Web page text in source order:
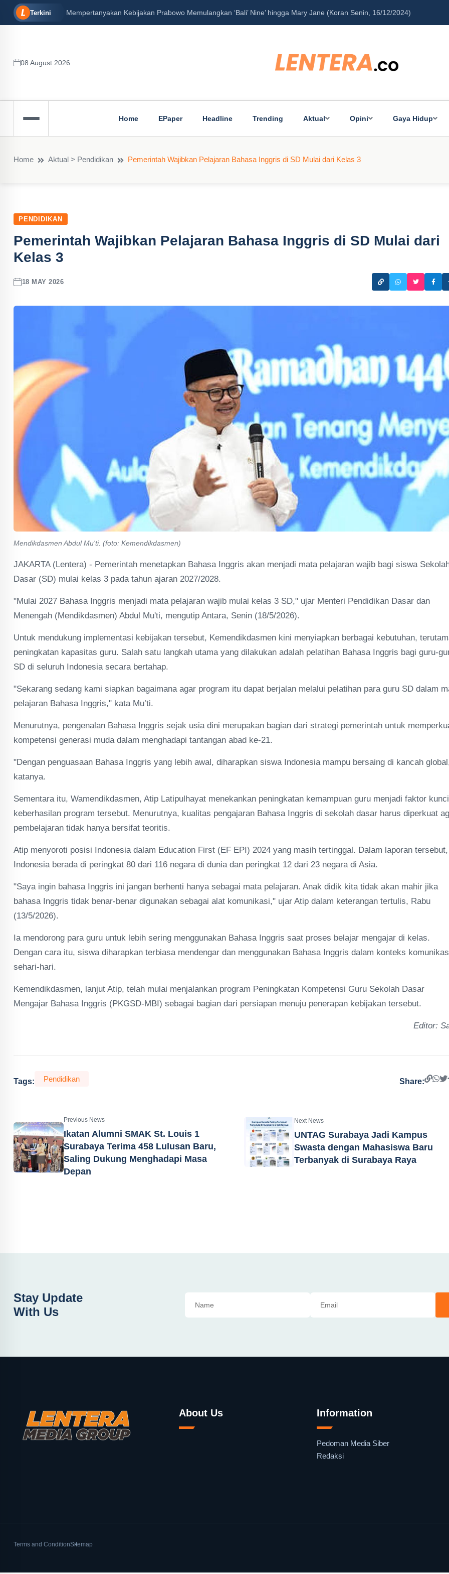
Terkini Mempertanyakan Kebijakan Prabowo Memulangkan ‘Bali’ Nine’ hingga Mary Jane (Koran Senin, 16/12/2024)
08 August 2026
Home EPaper Headline Trending Aktual Opini Gaya Hidup
Home Aktual > Pendidikan Pemerintah Wajibkan Pelajaran Bahasa Inggris di SD Mulai dari Kelas 3
PENDIDIKAN
Pemerintah Wajibkan Pelajaran Bahasa Inggris di SD Mulai dari
Kelas 3
18 MAY 2026
Mendikdasmen Abdul Mu'ti. (foto: Kemendikdasmen)
JAKARTA (Lentera) - Pemerintah menetapkan Bahasa Inggris akan menjadi mata pelajaran wajib bagi siswa
Dasar (SD) mulai kelas 3 pada tahun ajaran 2027/2028.
"Mulai 2027 Bahasa Inggris menjadi mata pelajaran wajib mulai kelas 3 SD," ujar Menteri Pendidikan Dasar dan
Menengah (Mendikdasmen) Abdul Mu'ti, mengutip Antara, Senin (18/5/2026).
Untuk mendukung implementasi kebijakan tersebut, Kemendikdasmen kini menyiapkan berbagai kebutuhan,
peningkatan kapasitas guru. Salah satu langkah utama yang dilakukan adalah pelatihan Bahasa Inggris bagi guru-
SD di seluruh Indonesia secara bertahap.
"Sekarang sedang kami siapkan bagaimana agar program itu dapat berjalan melalui pelatihan para guru SD dalam
pelajaran Bahasa Inggris," kata Mu’ti.
Menurutnya, pengenalan Bahasa Inggris sejak usia dini merupakan bagian dari strategi pemerintah untuk
kompetensi generasi muda dalam menghadapi tantangan abad ke-21.
"Dengan penguasaan Bahasa Inggris yang lebih awal, diharapkan siswa Indonesia mampu bersaing di kancah
katanya.
Sementara itu, Wamendikdasmen, Atip Latipulhayat menekankan peningkatan kemampuan guru menjadi faktor kunci
keberhasilan program tersebut. Menurutnya, kualitas pengajaran Bahasa Inggris di sekolah dasar harus diperkuat
pembelajaran tidak hanya bersifat teoritis.
Atip menyoroti posisi Indonesia dalam Education First (EF EPI) 2024 yang masih tertinggal. Dalam laporan tersebut,
Indonesia berada di peringkat 80 dari 116 negara di dunia dan peringkat 12 dari 23 negara di Asia.
"Saya ingin bahasa Inggris ini jangan berhenti hanya sebagai mata pelajaran. Anak didik kita tidak akan mahir jika
bahasa Inggris tidak benar-benar digunakan sebagai alat komunikasi," ujar Atip dalam keterangan tertulis, Rabu
(13/5/2026).
Ia mendorong para guru untuk lebih sering menggunakan Bahasa Inggris saat proses belajar mengajar di kelas.
Dengan cara itu, siswa diharapkan terbiasa mendengar dan menggunakan Bahasa Inggris dalam konteks
sehari-hari.
Kemendikdasmen, lanjut Atip, telah mulai menjalankan program Peningkatan Kompetensi Guru Sekolah Dasar
Mengajar Bahasa Inggris (PKGSD-MBI) sebagai bagian dari persiapan menuju penerapan kebijakan tersebut.
Editor:
Tags: Pendidikan Share:
Previous News
Ikatan Alumni SMAK St. Louis 1
Surabaya Terima 458 Lulusan Baru,
Saling Dukung Menghadapi Masa
Depan
Next News
UNTAG Surabaya Jadi Kampus
Swasta dengan Mahasiswa Baru
Terbanyak di Surabaya Raya
Stay Update
With Us
About Us Information
Pedoman Media Siber
Redaksi
Terms and ConditionSitemap